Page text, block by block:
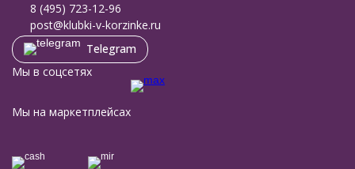
8 (495) 723-12-96
post@klubki-v-korzinke.ru
Telegram
Мы в соцсетях
Мы на маркетплейсах